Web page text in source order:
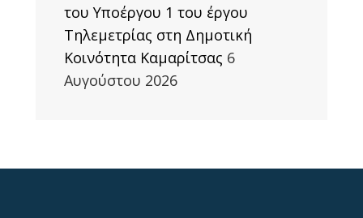
του Υποέργου 1 του έργου
Τηλεμετρίας στη Δημοτική
Κοινότητα Καμαρίτσας 6
Αυγούστου 2026